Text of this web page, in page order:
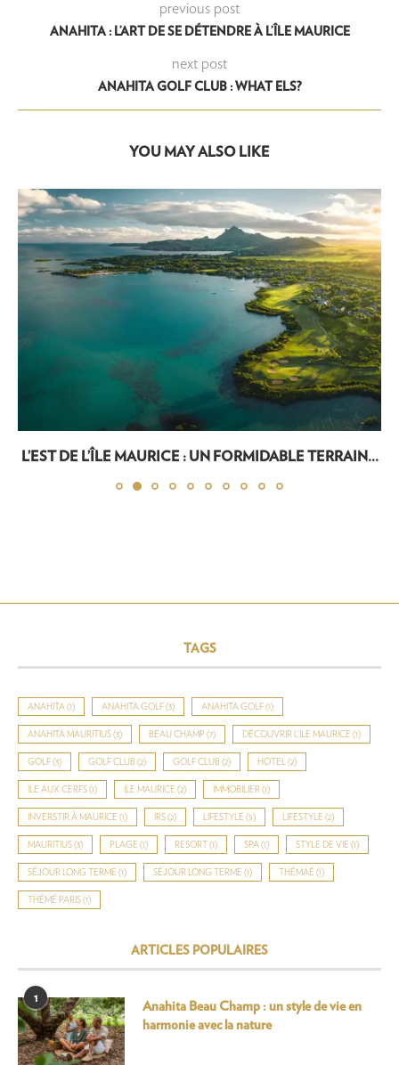
previous post
ANAHITA : L’ART DE SE DÉTENDRE À L’ÎLE MAURICE
next post
ANAHITA GOLF CLUB : WHAT ELS?
YOU MAY ALSO LIKE
L’EST DE L’ÎLE MAURICE : UN FORMIDABLE TERRAIN...
TAGS
ANAHITA (1) ANAHITA GOLF (3) ANAHITA GOLF (1)
ANAHITA MAURITIUS (3) BEAU CHAMP (7) DÉCOUVRIR L’ILE MAURICE (1)
GOLF (3) GOLF CLUB (2) GOLF CLUB (2) HOTEL (2)
ILE AUX CERFS (1) ILE MAURICE (2) IMMOBILIER (1)
INVERSTIR À MAURICE (1) IRS (2) LIFESTYLE (5) LIFESTYLE (2)
MAURITIUS (3) PLAGE (1) RESORT (1) SPA (1) STYLE DE VIE (1)
SÉJOUR LONG TERME (1) SÉJOUR LONG TERME (1) THÉMAÉ (1)
THÉMÉ PARIS (1)
ARTICLES POPULAIRES
1
Anahita Beau Champ : un style de vie en
harmonie avec la nature